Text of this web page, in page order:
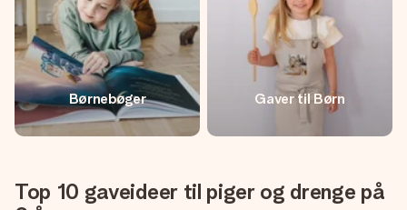
Børnebøger Gaver til Børn
Top 10 gaveideer til piger og drenge på